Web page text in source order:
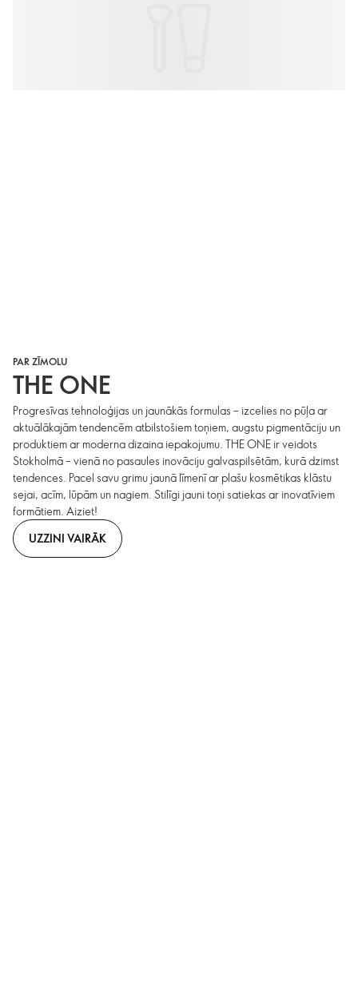
PAR ZĪMOLU
THE ONE
Progresīvas tehnoloģijas un jaunākās formulas – izcelies no pūļa ar
aktuālākajām tendencēm atbilstošiem toņiem, augstu pigmentāciju un
produktiem ar moderna dizaina iepakojumu. THE ONE ir veidots
Stokholmā – vienā no pasaules inovāciju galvaspilsētām, kurā dzimst
tendences. Pacel savu grimu jaunā līmenī ar plašu kosmētikas klāstu
sejai, acīm, lūpām un nagiem. Stilīgi jauni toņi satiekas ar inovatīviem
formātiem. Aiziet!
UZZINI VAIRĀK